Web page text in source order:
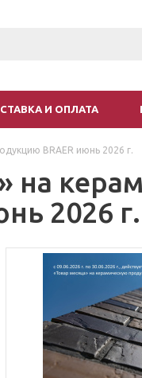
И ОПЛАТА
BRAER июнь 2026 г.
на
2026 г.